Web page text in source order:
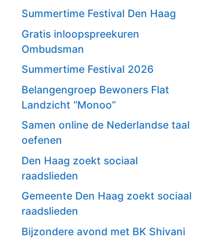
Summertime Festival Den Haag
Gratis inloopspreekuren
Ombudsman
Summertime Festival 2026
Belangengroep Bewoners Flat
Landzicht “Monoo”
Samen online de Nederlandse taal
oefenen
Den Haag zoekt sociaal
raadslieden
Gemeente Den Haag zoekt sociaal
raadslieden
Bijzondere avond met BK Shivani